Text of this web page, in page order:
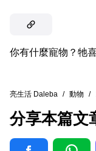
你有什麼寵物？牠
亮生活 Daleba / 動物 /
分享本篇文